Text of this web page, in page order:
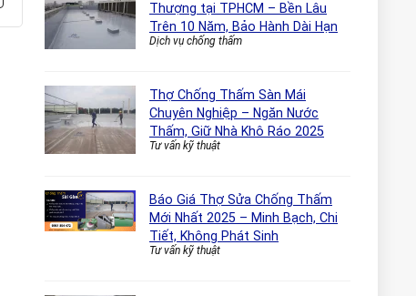
Thượng tại TPHCM – Bền Lâu
Trên 10 Năm, Bảo Hành Dài Hạn
Dịch vụ chống thấm
Thợ Chống Thấm Sàn Mái
Chuyên Nghiệp – Ngăn Nước
Thấm, Giữ Nhà Khô Ráo 2025
Tư vấn kỹ thuật
Báo Giá Thợ Sửa Chống Thấm
Mới Nhất 2025 – Minh Bạch, Chi
Tiết, Không Phát Sinh
Tư vấn kỹ thuật